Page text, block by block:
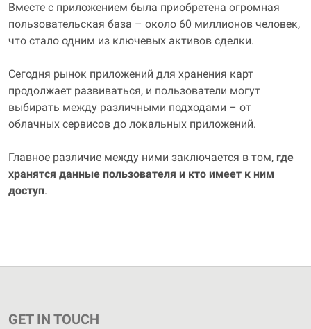
Вместе с приложением была приобретена огромная
пользовательская база – около 60 миллионов человек,
что стало одним из ключевых активов сделки.
Сегодня рынок приложений для хранения карт
продолжает развиваться, и пользователи могут
выбирать между различными подходами – от
облачных сервисов до локальных приложений.
Главное различие между ними заключается в том, где
хранятся данные пользователя и кто имеет к ним
доступ.
GET IN TOUCH